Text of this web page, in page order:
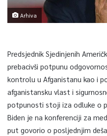
Arhiva
Predsjednik Sjedinjenih
prebacivši potpunu
kontrolu u Afganistanu kao i
afganistansku vlast i
potpunosti stoji iza odluke o
Biden je na konferenciji za
put govorio o posljednjim